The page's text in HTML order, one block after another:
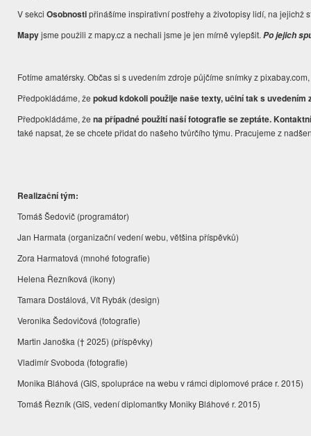
V sekci Osobnostipřinášíme inspirativní postřehy a životopisy lidí, na jejichž
Mapyjsme použili z mapy.cz a nechali jsme je jen mírně vylepšit. Po jejich
Fotíme amatérsky. Občas si s uvedením zdroje půjčíme snímky z
Předpokládáme, že pokud kdokoli použije naše texty, učiní tak s uvedením
Předpokládáme, že na případné použití naší fotografie se zeptáte.
také napsat, že se chcete přidat do našeho tvůrčího týmu. Pracujeme z
Realizační tým:
Tomáš Šedovič (programátor)
Jan Harmata (organizační vedení webu, většina příspěvků)
Zora Harmatová (mnohé fotografie)
Helena Řezníková (ikony)
Tamara Dostálová, Vít Rybák (design)
Veronika Šedovičová (fotografie)
Martin Janoška († 2025) (příspěvky)
Vladimír Svoboda (fotografie)
Monika Bláhová (GIS, spolupráce na webu v rámci diplomové práce r. 2015)
Tomáš Řezník (GIS, vedení diplomantky Moniky Bláhové r. 2015)